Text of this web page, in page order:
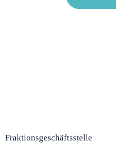
Fraktionsgeschäftsstelle